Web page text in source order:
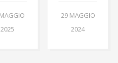
2025
29 MAGGIO
2024